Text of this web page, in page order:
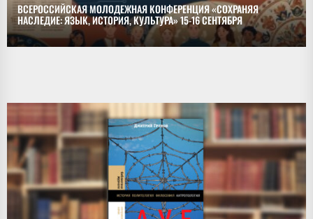
ВСЕРОССИЙСКАЯ МОЛОДЕЖНАЯ КОНФЕРЕНЦИЯ «СОХРАНЯЯ
НАСЛЕДИЕ: ЯЗЫК, ИСТОРИЯ, КУЛЬТУРА» 15-16 СЕНТЯБРЯ